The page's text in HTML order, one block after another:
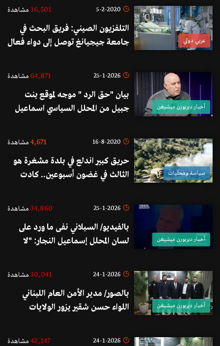
عربي دولي
5-2-2020
16,501 مشاهدة
التلفزيون الصيني: فريق البحث في
جامعة جيجيانغ توصل إلى دواء فعال
شرق البلاد
أخبار ديربورن ميشيغن
25-1-2026
64,871 مشاهدة
بيان "حق الرد " موجه لموقع بنت
جبيل من المحلل السياسي اسماعيل
ديربورن: تلقفت المعلومة من شخص
أتدخل بالشؤون الداخلية الأميركية لا
من بعيد ولا من قريب
سياسة ومحليات
16-8-2020
4,671 مشاهدة
حريق كبير اندلع في بلدة مشغرة هو
الثالث في غضون أسبوعين.. كادت
أخبار ديربورن ميشيغن
25-1-2026
34,860 مشاهدة
بالفيديو/ السبلاني نفى ما ورد على
لسان المحلل إسماعيل النجار: "لا
محاولات لزج الجالية في صراعات لا
أخبار ديربورن ميشيغن
24-1-2026
30,041 مشاهدة
بالصور/ مدير الأمن العام اللبناني
اللواء حسن شقير يزور الولايات
للمشاركة في مؤتمرٍ أمني
24-1-2026
42,147 مشاهدة